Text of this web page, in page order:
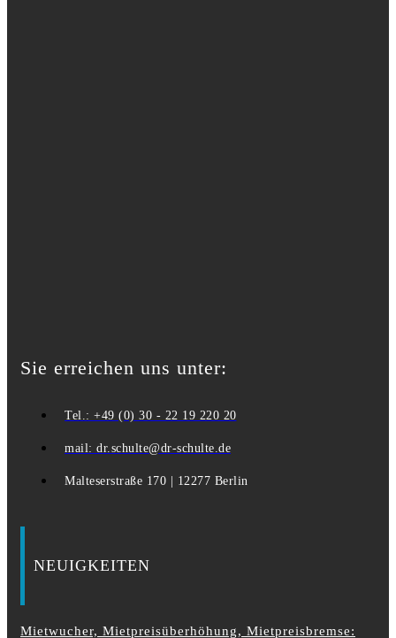
Sie erreichen uns unter:
Tel.: +49 (0) 30 - 22 19 220 20
mail: dr.schulte@dr-schulte.de
Malteserstraße 170 | 12277 Berlin
NEUIGKEITEN
Mietwucher, Mietpreisüberhöhung, Mietpreisbremse: